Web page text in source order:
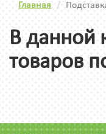
Главная
В данной
товаров